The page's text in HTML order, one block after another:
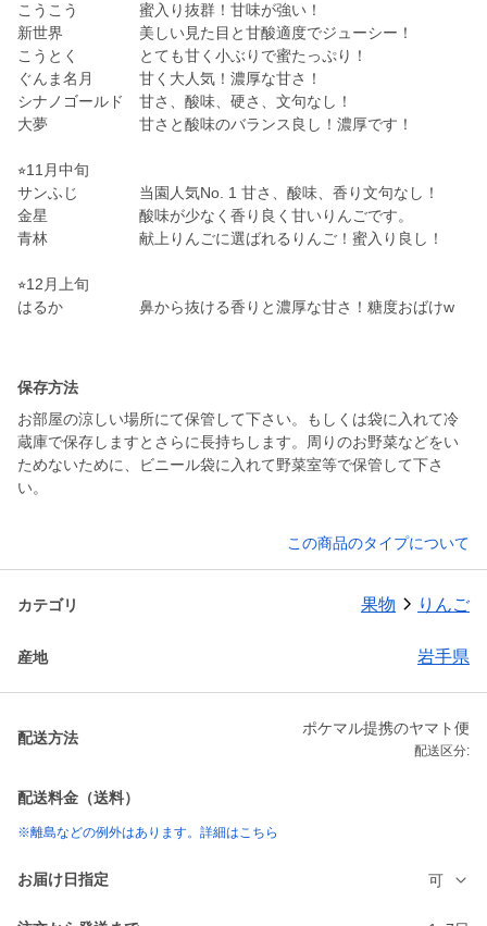
こうこう 蜜入り抜群！甘味が強い！
新世界 美しい見た目と甘酸適度でジューシー！
こうとく とても甘く小ぶりで蜜たっぷり！
ぐんま名月 甘く大人気！濃厚な甘さ！
シナノゴールド 甘さ、酸味、硬さ、文句なし！
大夢 甘さと酸味のバランス良し！濃厚です！
⭐︎11月中旬
サンふじ 当園人気No. 1 甘さ、酸味、香り文句なし！
金星 酸味が少なく香り良く甘いりんごです。
青林 献上りんごに選ばれるりんご！蜜入り良し！
⭐︎12月上旬
はるか 鼻から抜ける香りと濃厚な甘さ！糖度おばけw
保存方法
お部屋の涼しい場所にて保管して下さい。もしくは袋に入れて冷
蔵庫で保存しますとさらに長持ちします。周りのお野菜などをい
ためないために、ビニール袋に入れて野菜室等で保管して下さ
い。
この商品のタイプについて
カテゴリ 果物 りんご
産地 岩手県
配送方法
ポケマル提携のヤマト便
配送区分:
配送料金（送料）
※離島などの例外はあります。詳細はこちら
お届け日指定 可